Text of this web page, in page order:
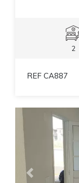
2
REF CA887
Previous